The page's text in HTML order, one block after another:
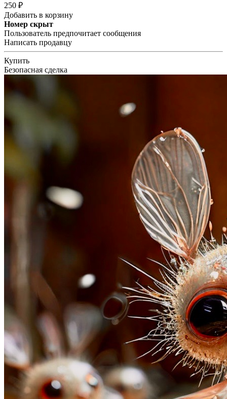
250 ₽
Добавить в корзину
Номер скрыт
Пользователь предпочитает сообщения
Написать продавцу
Купить
Безопасная сделка